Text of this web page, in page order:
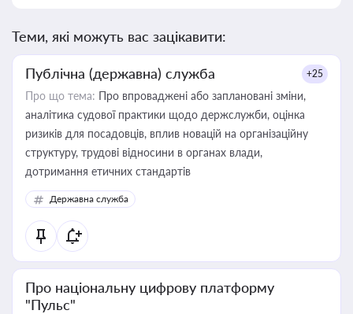
Теми, які можуть вас зацікавити:
Публічна (державна) служба +25
Про що тема: Про впроваджені або заплановані зміни,
аналітика судової практики щодо держслужби, оцінка
ризиків для посадовців, вплив новацій на організаційну
структуру, трудові відносини в органах влади,
дотримання етичних стандартів
Державна служба
Про національну цифрову платформу
"Пульс"